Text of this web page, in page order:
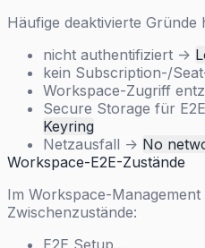
Häufige deaktivierte Gründe
nicht authentifiziert ->
kein Subscription-/
Workspace-Zugriff
Secure Storage für
Keyring
Netzausfall -> No
Workspace-E2E-Zustände
Im Workspace-
Zwischenzustände:
E2E Setup...